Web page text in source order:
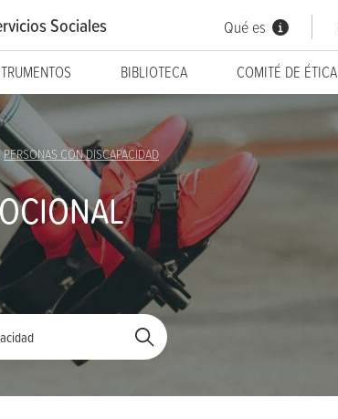
Sociales Qué es
BIBLIOTECA COMITÉ DE ÉTICA
PERSONAS CON DISCAPACIDAD